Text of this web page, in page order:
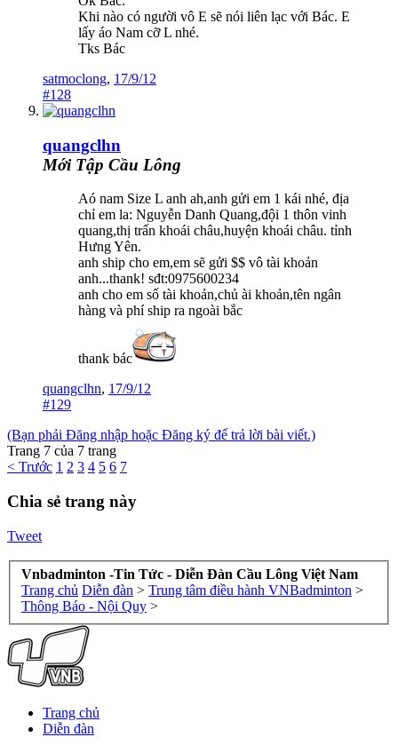
Khi nào có người vô E sẽ nói liên lạc với Bác. E
lấy áo Nam cỡ L nhé.
Tks Bác
satmoclong, 17/9/12
#128
quangclhn
Mới Tập Cầu Lông
Aó nam Size L anh ah,anh gửi em 1 kái nhé, địa
chỉ em la: Nguyễn Danh Quang,đội 1 thôn vinh
quang,thị trấn khoái châu,huyện khoái châu. tỉnh
Hưng Yên.
anh ship cho em,em sẽ gửi $$ vô tài khoản
anh...thank! sđt:0975600234
anh cho em số tài khoản,chủ ài khoản,tên ngân
hàng và phí ship ra ngoài bắc
thank bác
quangclhn, 17/9/12
#129
(Bạn phải Đăng nhập hoặc Đăng ký để trả lời bài viết.)
Trang 7 của 7 trang
< Trước 1 2 3 4 5 6 7
Chia sẻ trang này
Tweet
Vnbadminton -Tin Tức - Diễn Đàn Cầu Lông Việt Nam
Trang chủ Diễn đàn > Trung tâm điều hành VNBadminton >
Thông Báo - Nội Quy >
Trang chủ
Diễn đàn